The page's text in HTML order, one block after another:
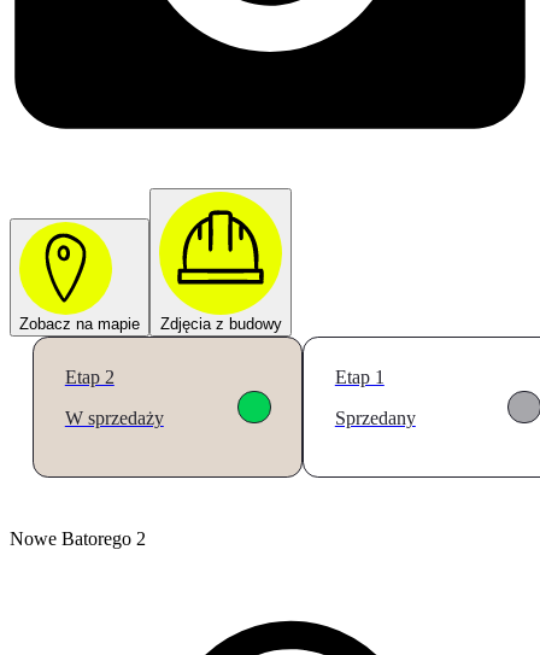
Zobacz na mapie Zdjęcia z budowy
Etap 2
W sprzedaży
Etap 1
Sprzedany
Nowe Batorego 2